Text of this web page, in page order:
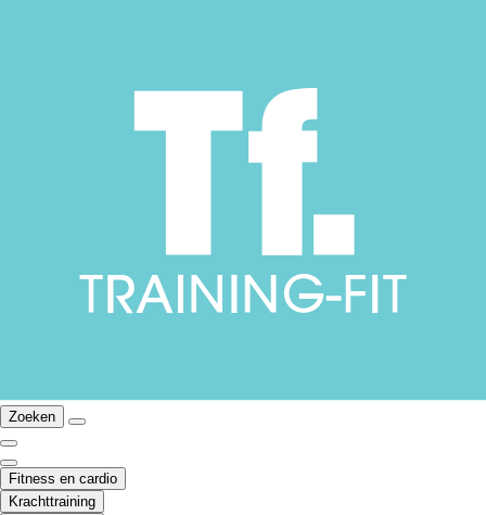
Zoeken
Fitness en cardio
Krachttraining